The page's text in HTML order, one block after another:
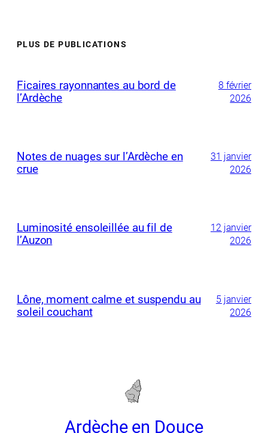
PLUS DE PUBLICATIONS
Ficaires rayonnantes au bord de
l’Ardèche
8 février
2026
Notes de nuages sur l’Ardèche en
crue
31 janvier
2026
Luminosité ensoleillée au fil de
l’Auzon
12 janvier
2026
Lône, moment calme et suspendu au
soleil couchant
5 janvier
2026
Ardèche en Douce